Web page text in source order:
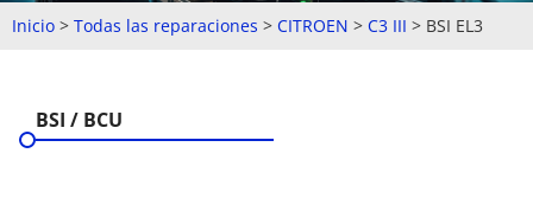
Inicio > Todas las reparaciones > CITROEN > C3 III > BSI EL3
BSI / BCU